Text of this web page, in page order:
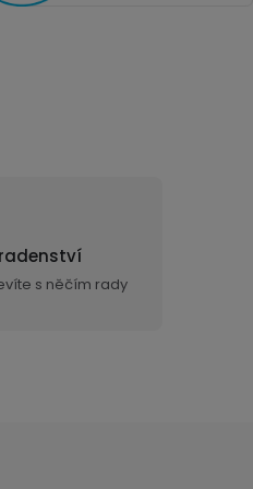
s něčím rady